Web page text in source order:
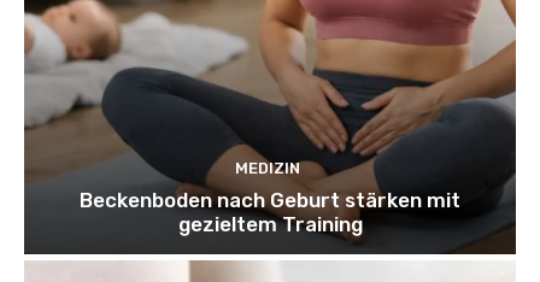
MEDIZIN
Beckenboden nach Geburt stärken mit
gezieltem Training